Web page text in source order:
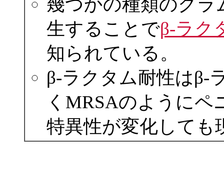
幾つかの種類のグラ
生することでβ-ラク
知られている。
β-ラクタム耐性はβ-
くMRSAのように
特異性が変化しても